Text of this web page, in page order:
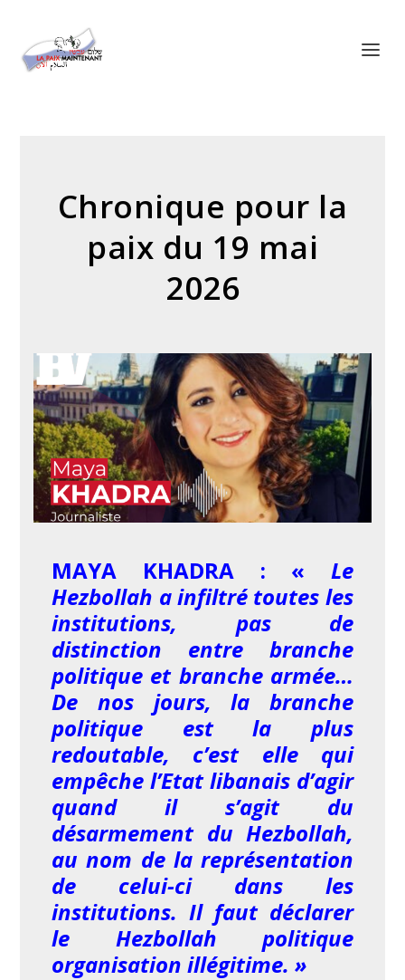
Chronique pour la
paix du 19 mai
2026
MAYA KHADRA : « Le
Hezbollah a infiltré toutes les
institutions, pas de
distinction entre branche
politique et branche armée…
De nos jours, la branche
politique est la plus
redoutable, c’est elle qui
empêche l’Etat libanais d’agir
quand il s’agit du
désarmement du Hezbollah,
au nom de la représentation
de celui-ci dans les
institutions. Il faut déclarer
le Hezbollah politique
organisation illégitime. »